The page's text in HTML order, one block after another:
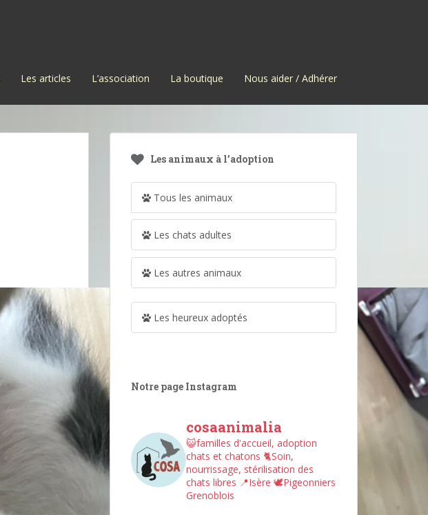
Les articles L’association La boutique Nous aider / Adhérer
Les animaux à l’adoption
Tous les animaux
Les chats adultes
Les autres animaux
Les heureux adoptés
Notre page Instagram
cosaanimalia
😺familles d'accueil, adoption
chats et chatons 🐈Soin,
nourrissage, stérilisation des
chats libres 📍Isère 🕊︎Pigeonniers
Grenoblois